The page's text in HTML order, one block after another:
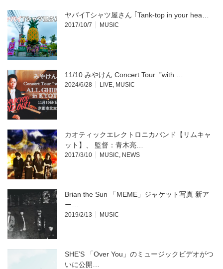
ヤバイTシャツ屋さん ｢Tank-top in your hea…
2017/10/7 MUSIC
11/10 みやけん Concert Tour ”with …
2024/6/28 LIVE MUSIC
カオティックエレクトロニカバンド【リムキャ
ット】、 監督：青木亮…
2017/3/10 MUSIC NEWS
Brian the Sun 「MEME」ジャケット写真 新ア
ー…
2019/2/13 MUSIC
SHE’S 「Over You」のミュージックビデオがつ
いに公開…